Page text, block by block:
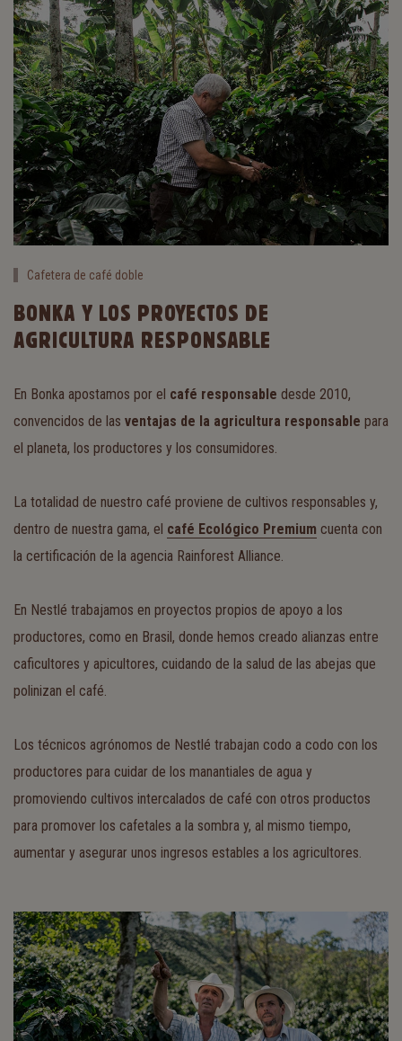
Cafetera de café doble
BONKA Y LOS PROYECTOS DE
AGRICULTURA RESPONSABLE
En Bonka apostamos por el café responsable desde 2010,
convencidos de las ventajas de la agricultura responsable para
el planeta, los productores y los consumidores.
La totalidad de nuestro café proviene de cultivos responsables y,
dentro de nuestra gama, el café Ecológico Premium cuenta con
la certificación de la agencia Rainforest Alliance.
En Nestlé trabajamos en proyectos propios de apoyo a los
productores, como en Brasil, donde hemos creado alianzas entre
caficultores y apicultores, cuidando de la salud de las abejas que
polinizan el café.
Los técnicos agrónomos de Nestlé trabajan codo a codo con los
productores para cuidar de los manantiales de agua y
promoviendo cultivos intercalados de café con otros productos
para promover los cafetales a la sombra y, al mismo tiempo,
aumentar y asegurar unos ingresos estables a los agricultores.